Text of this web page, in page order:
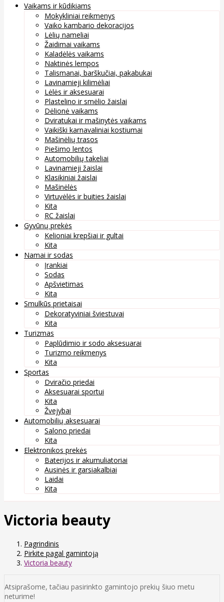
Vaikams ir kūdikiams
Mokykliniai reikmenys
Vaiko kambario dekoracijos
Lėlių nameliai
Žaidimai vaikams
Kaladėlės vaikams
Naktinės lempos
Talismanai, barškučiai, pakabukai
Lavinamieji kilimėliai
Lėlės ir aksesuarai
Plastelino ir smėlio žaislai
Dėlionė vaikams
Dviratukai ir mašinytės vaikams
Vaikiški karnavaliniai kostiumai
Mašinėlių trasos
Piešimo lentos
Automobilių takeliai
Lavinamieji žaislai
Klasikiniai žaislai
Mašinėlės
Virtuvėlės ir buities žaislai
Kita
RC žaislai
Gyvūnų prekės
Kelioniai krepšiai ir gultai
Kita
Namai ir sodas
Įrankiai
Sodas
Apšvietimas
Kita
Smulkūs prietaisai
Dekoratyviniai šviestuvai
Kita
Turizmas
Paplūdimio ir sodo aksesuarai
Turizmo reikmenys
Kita
Sportas
Dviračio priedai
Aksesuarai sportui
Kita
Žvejybai
Automobilių aksesuarai
Salono priedai
Kita
Elektronikos prekės
Baterijos ir akumuliatoriai
Ausinės ir garsiakalbiai
Laidai
Kita
Victoria beauty
Pagrindinis
Pirkite pagal gamintoją
Victoria beauty
Atsiprašome, tačiau pasirinkto gamintojo prekių šiuo metu
neturime!